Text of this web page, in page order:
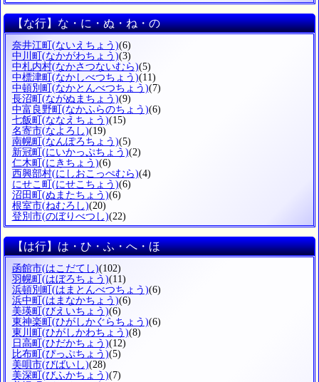
【な行】な・に・ぬ・ね・の
奈井江町 (ないえちょう)(6)
中川町 (なかがわちょう)(3)
中札内村(なかさつないむら)(5)
中標津町 (なかしべつちょう)(11)
中頓別町 (なかとんべつちょう)(7)
長沼町 (ながぬまちょう)(9)
中富良野町 (なかふらのちょう)(6)
七飯町 (ななえちょう)(15)
名寄市(なよろし)(19)
南幌町 (なんぽろちょう)(5)
新冠町 (にいかっぷちょう)(2)
仁木町 (にきちょう)(6)
西興部村(にしおこっぺむら)(4)
にせこ町 (にせこちょう)(6)
沼田町 (ぬまたちょう)(6)
根室市(ねむろし)(20)
登別市(のぼりべつし)(22)
【は行】は・ひ・ふ・へ・ほ
函館市(はこだてし)(102)
羽幌町 (はぼろちょう)(11)
浜頓別町 (はまとんべつちょう)(6)
浜中町 (はまなかちょう)(6)
美瑛町 (びえいちょう)(6)
東神楽町 (ひがしかぐらちょう)(6)
東川町 (ひがしかわちょう)(8)
日高町 (ひだかちょう)(12)
比布町 (ぴっぷちょう)(5)
美唄市(びばいし)(28)
美深町 (びふかちょう)(7)